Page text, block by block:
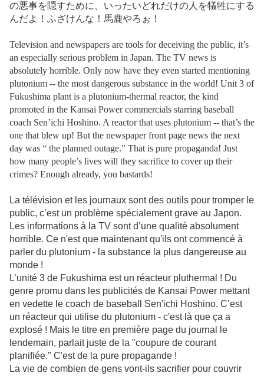
の悪事を隠すために、いったいどれだけの人を犠牲にする
んだよ！ふざけんな！馬鹿やろぉ！
Television and newspapers are tools for deceiving the public, it’s
an especially serious problem in Japan. The TV news is
absolutely horrible. Only now have they even started mentioning
plutonium -- the most dangerous substance in the world! Unit 3 of
Fukushima plant is a plutonium-thermal reactor, the kind
promoted in the Kansai Power commercials starring baseball
coach Sen’ichi Hoshino. A reactor that uses plutonium -- that’s the
one that blew up! But the newspaper front page news the next
day was “ the planned outage.” That is pure propaganda! Just
how many people’s lives will they sacrifice to cover up their
crimes? Enough already, you bastards!
La télévision et les journaux sont des outils pour tromper le
public, c’est un problème spécialement grave au Japon.
Les informations à la TV sont d’une qualité absolument
horrible. Ce n'est que maintenant qu'ils ont commencé à
parler du plutonium - la substance la plus dangereuse au
monde !
L’unité 3 de Fukushima est un réacteur pluthermal ! Du
genre promu dans les publicités de Kansai Power mettant
en vedette le coach de baseball Sen'ichi Hoshino. C’est
un réacteur qui utilise du plutonium - c'est là que ça a
explosé ! Mais le titre en première page du journal le
lendemain, parlait juste de la "coupure de courant
planifiée." C'est de la pure propagande !
La vie de combien de gens vont-ils sacrifier pour couvrir